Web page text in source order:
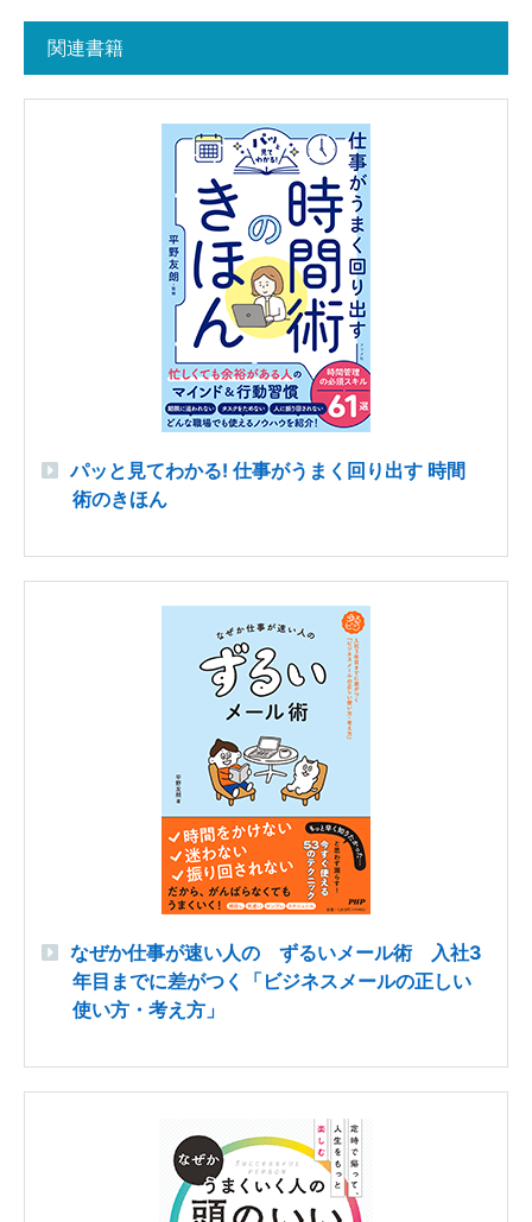
関連書籍
パッと見てわかる! 仕事がうまく回り出す 時間
術のきほん
なぜか仕事が速い人の ずるいメール術 入社3
年目までに差がつく「ビジネスメールの正しい
使い方・考え方」